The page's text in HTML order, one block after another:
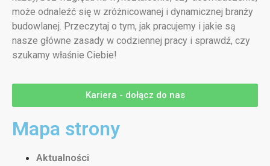
może odnaleźć się w zróżnicowanej i dynamicznej branży
budowlanej. Przeczytaj o tym, jak pracujemy i jakie są
nasze główne zasady w codziennej pracy i sprawdź, czy
szukamy właśnie Ciebie!
Kariera - dołącz do nas
Mapa strony
Aktualności